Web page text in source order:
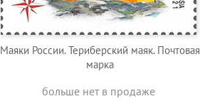
Маяки России. Териберский маяк. Почтовая
марка
больше нет в продаже